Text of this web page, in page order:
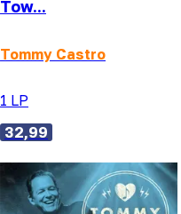
Tow...
Tommy Castro
1 LP
32,99